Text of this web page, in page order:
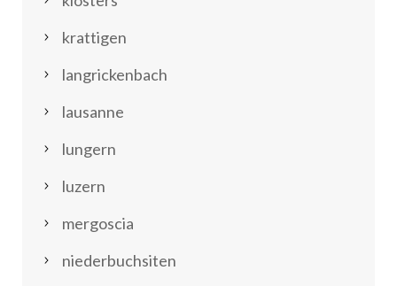
krattigen
langrickenbach
lausanne
lungern
luzern
mergoscia
niederbuchsiten